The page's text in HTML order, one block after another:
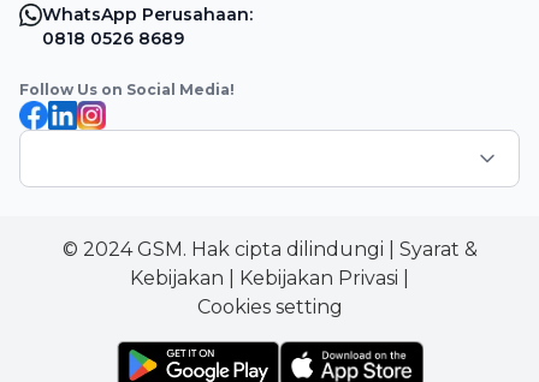
WhatsApp Perusahaan:
0818 0526 8689
Follow Us on Social Media!
© 2024 GSM. Hak cipta dilindungi
Syarat &
Kebijakan
Kebijakan Privasi
Cookies setting